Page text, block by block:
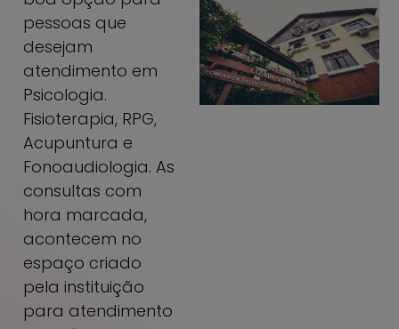
pessoas que
desejam
atendimento em
Psicologia.
Fisioterapia, RPG,
Acupuntura e
Fonoaudiologia. As
consultas com
hora marcada,
acontecem no
espaço criado
pela instituição
para atendimento